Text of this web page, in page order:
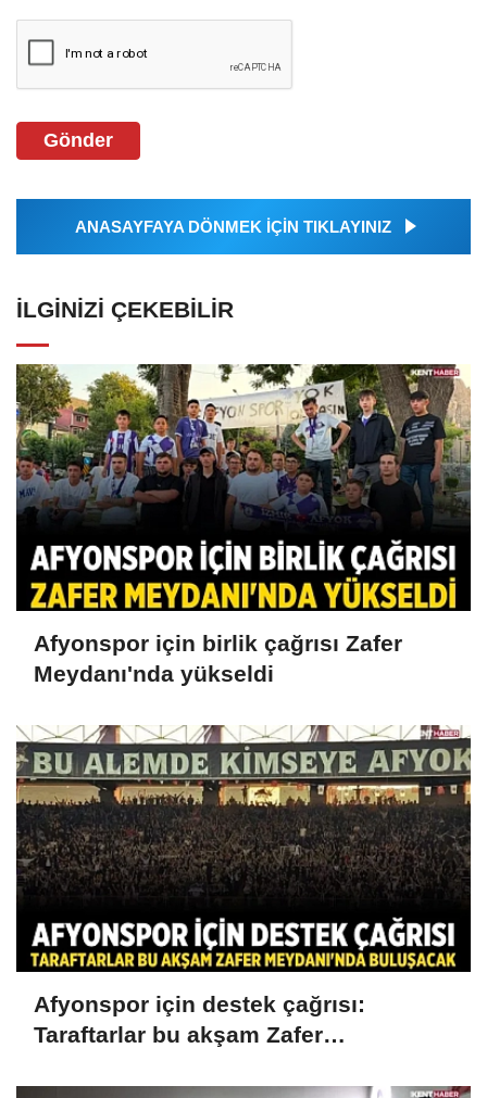
Gönder
ANASAYFAYA DÖNMEK İÇİN TIKLAYINIZ
İLGINIZI ÇEKEBILIR
Afyonspor için birlik çağrısı Zafer
Meydanı'nda yükseldi
Afyonspor için destek çağrısı:
Taraftarlar bu akşam Zafer